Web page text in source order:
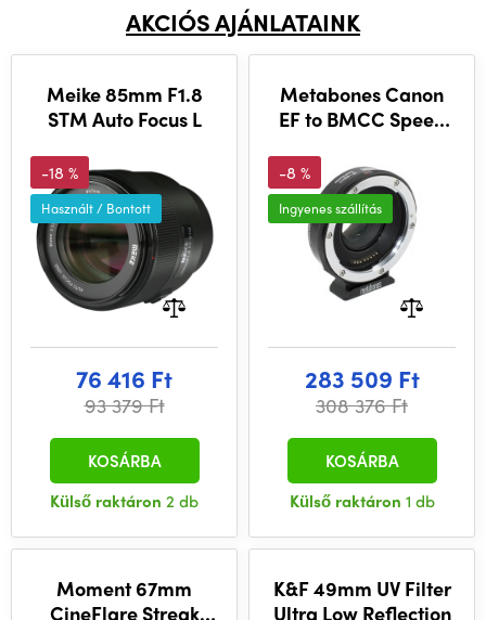
AKCIÓS AJÁNLATAINK
Meike 85mm F1.8
STM Auto Focus L
-18 %
Használt / Bontott
76 416 Ft
93 379 Ft
Külső raktáron 2 db
KOSÁRBA
Metabones Canon
EF to BMCC Speed
-8 %
Ingyenes szállítás
283 509 Ft
308 376 Ft
Külső raktáron 1 db
KOSÁRBA
Moment 67mm
CineFlare Streak
K&F 49mm UV Filter
Ultra Low Reflection